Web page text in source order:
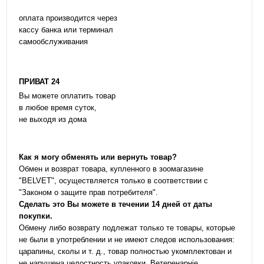
оплата производится через
кассу банка или терминал
самообслуживания
ПРИВАТ 24
Вы можете оплатить товар
в любое время суток,
не выходя из дома
Как я могу обменять или вернуть товар?
Обмен и возврат товара, купленного в зоомагазине
"BELVET", осуществляется только в соответствии с
"Законом о защите прав потребителя".
Сделать это Вы можете в течении 14 дней от даты
покупки.
Обмену либо возврату подлежат только те товары, которые
не были в употреблении и не имеют следов использования:
царапины, сколы и т. д., товар полностью укомплектован и